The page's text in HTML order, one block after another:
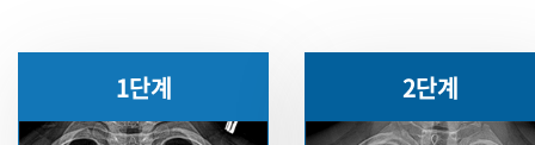
1단계 2단계